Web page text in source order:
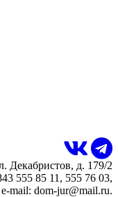
Декабристов, д. 179/2
555 85 11, 555 76 03,
e-mail: dom-jur@mail.ru.